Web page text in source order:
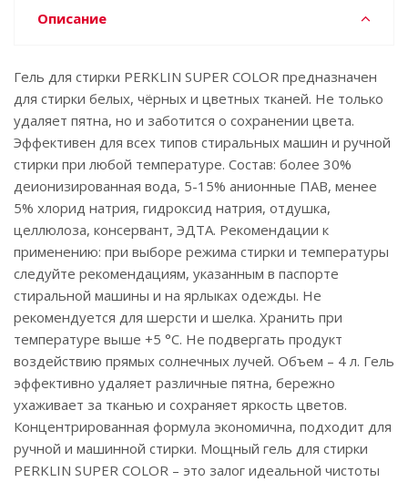
Описание
Гель для стирки PERKLIN SUPER COLOR предназначен
для стирки белых, чёрных и цветных тканей. Не только
удаляет пятна, но и заботится о сохранении цвета.
Эффективен для всех типов стиральных машин и ручной
стирки при любой температуре. Состав: более 30%
деионизированная вода, 5-15% анионные ПАВ, менее
5% хлорид натрия, гидроксид натрия, отдушка,
целлюлоза, консервант, ЭДТА. Рекомендации к
применению: при выборе режима стирки и температуры
следуйте рекомендациям, указанным в паспорте
стиральной машины и на ярлыках одежды. Не
рекомендуется для шерсти и шелка. Хранить при
температуре выше +5 °C. Не подвергать продукт
воздействию прямых солнечных лучей. Объем – 4 л. Гель
эффективно удаляет различные пятна, бережно
ухаживает за тканью и сохраняет яркость цветов.
Концентрированная формула экономична, подходит для
ручной и машинной стирки. Мощный гель для стирки
PERKLIN SUPER COLOR – это залог идеальной чистоты